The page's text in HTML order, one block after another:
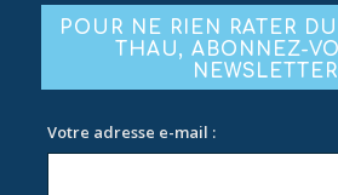
POUR NE RIEN RATER
THAU, ABONNEZ-
Votre adresse e-mail :